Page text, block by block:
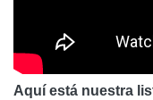
Aquí está nuestra